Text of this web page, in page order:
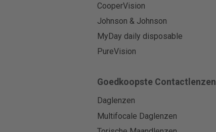
CooperVision
Johnson & Johnson
MyDay daily disposable
PureVision
Goedkoopste Contactlenzen
Daglenzen
Multifocale Daglenzen